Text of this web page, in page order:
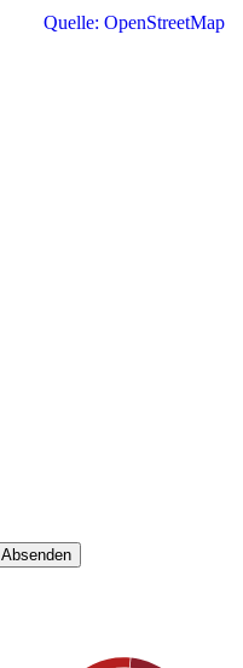
Absenden
Quelle: OpenStreetMap